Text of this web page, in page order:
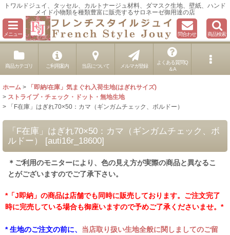
トワルドジュイ、タッセル、カルトナージュ材料、ダマスク生地、壁紙、ハンド
メイド小物類を種類豊富に販売するサロネーゼ御用達の店
メニュー 問合わせ 商品検索
商品カテゴリ ご利用案内 当店について メルマガ登録
よくある質問Q
＆A
ホーム >
「即納/在庫」気まぐれ入荷生地(はぎれサイズ)
> ストライプ・チェック・ドット・無地生地
>
「F在庫」はぎれ70×50：カマ（ギンガムチェック、ボルドー）
「F在庫」はぎれ70×50：カマ（ギンガムチェック、ボ
ルドー）
[auti16r_18600]
＊ご利用のモニターにより、色の見え方が実際の商品と異なるこ
とがございますのでご了承下さい。
*「J即納」の商品は店舗でも同時に販売しております。ご注文完了
時に完売している場合も御座いますので予めご了承くださいませ。*
* 生地のご注文の前に、 当店取り扱い生地全般に関しましてのご留